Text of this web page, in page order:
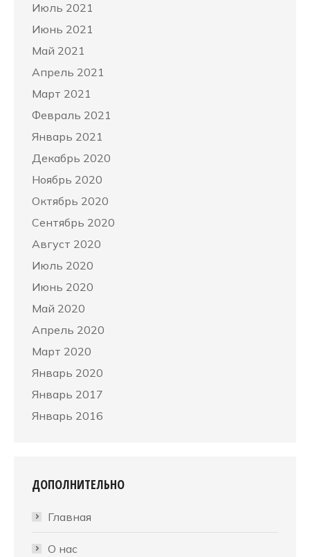
Июль 2021
Июнь 2021
Май 2021
Апрель 2021
Март 2021
Февраль 2021
Январь 2021
Декабрь 2020
Ноябрь 2020
Октябрь 2020
Сентябрь 2020
Август 2020
Июль 2020
Июнь 2020
Май 2020
Апрель 2020
Март 2020
Январь 2020
Январь 2017
Январь 2016
ДОПОЛНИТЕЛЬНО
Главная
О нас